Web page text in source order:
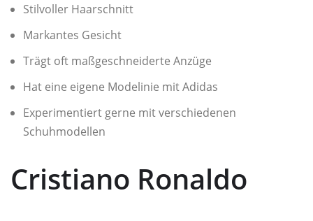
Stilvoller Haarschnitt
Markantes Gesicht
Trägt oft maßgeschneiderte Anzüge
Hat eine eigene Modelinie mit Adidas
Experimentiert gerne mit verschiedenen
Schuhmodellen
Cristiano Ronaldo